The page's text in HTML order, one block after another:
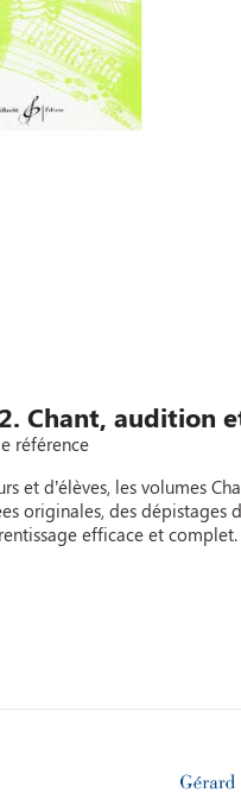
Chant, audition
référence
et d’élèves, les volumes
originales, des dépistages
efficace et complet.